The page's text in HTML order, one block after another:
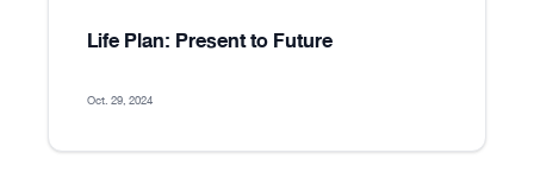
Life Plan: Present to Future
Oct. 29, 2024